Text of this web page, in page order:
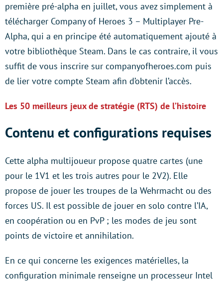
première pré-alpha en juillet, vous avez simplement à
télécharger Company of Heroes 3 – Multiplayer Pre-
Alpha, qui a en principe été automatiquement ajouté à
votre bibliothèque Steam. Dans le cas contraire, il vous
suffit de vous inscrire sur companyofheroes.com puis
de lier votre compte Steam afin d’obtenir l’accès.
Les 50 meilleurs jeux de stratégie (RTS) de l’histoire
Contenu et configurations requises
Cette alpha multijoueur propose quatre cartes (une
pour le 1V1 et les trois autres pour le 2V2). Elle
propose de jouer les troupes de la Wehrmacht ou des
forces US. Il est possible de jouer en solo contre l’IA,
en coopération ou en PvP ; les modes de jeu sont
points de victoire et annihilation.
En ce qui concerne les exigences matérielles, la
configuration minimale renseigne un processeur Intel